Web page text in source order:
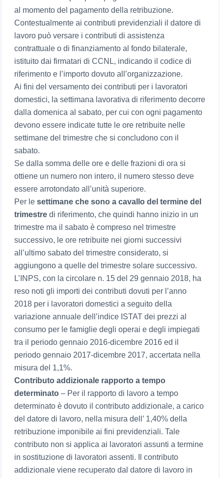
al momento del pagamento della retribuzione.
Contestualmente ai contributi previdenziali il datore di
lavoro può versare i contributi di assistenza
contrattuale o di finanziamento al fondo bilaterale,
istituito dai firmatari di CCNL, indicando il codice di
riferimento e l’importo dovuto all’organizzazione.
Ai fini del versamento dei contributi per i lavoratori
domestici, la settimana lavorativa di riferimento decorre
dalla domenica al sabato, per cui con ogni pagamento
devono essere indicate tutte le ore retribuite nelle
settimane del trimestre che si concludono con il
sabato.
Se dalla somma delle ore e delle frazioni di ora si
ottiene un numero non intero, il numero stesso deve
essere arrotondato all’unità superiore.
Per lesettimane che sono a cavallo del termine del
trimestre di riferimento, che quindi hanno inizio in un
trimestre ma il sabato è compreso nel trimestre
successivo, le ore retribuite nei giorni successivi
all’ultimo sabato del trimestre considerato, si
aggiungono a quelle del trimestre solare successivo.
L’INPS, con la circolare n. 15 del 29 gennaio 2018, ha
reso noti gli importi dei contributi dovuti per l’anno
2018 per i lavoratori domestici a seguito della
variazione annuale dell’indice ISTAT dei prezzi al
consumo per le famiglie degli operai e degli impiegati
tra il periodo gennaio 2016-dicembre 2016 ed il
periodo gennaio 2017-dicembre 2017, accertata nella
misura del 1,1%.
Contributo addizionale rapporto a tempo
determinato – Per il rapporto di lavoro a tempo
determinato è dovuto il contributo addizionale, a carico
del datore di lavoro, nella misura dell’ 1,40% della
retribuzione imponibile ai fini previdenziali. Tale
contributo non si applica ai lavoratori assunti a termine
in sostituzione di lavoratori assenti. Il contributo
addizionale viene recuperato dal datore di lavoro in